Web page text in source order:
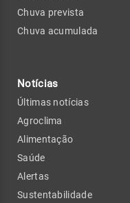
Chuva prevista
Chuva acumulada
Notícias
Últimas notícias
Agroclima
Alimentação
Saúde
Alertas
Sustentabilidade